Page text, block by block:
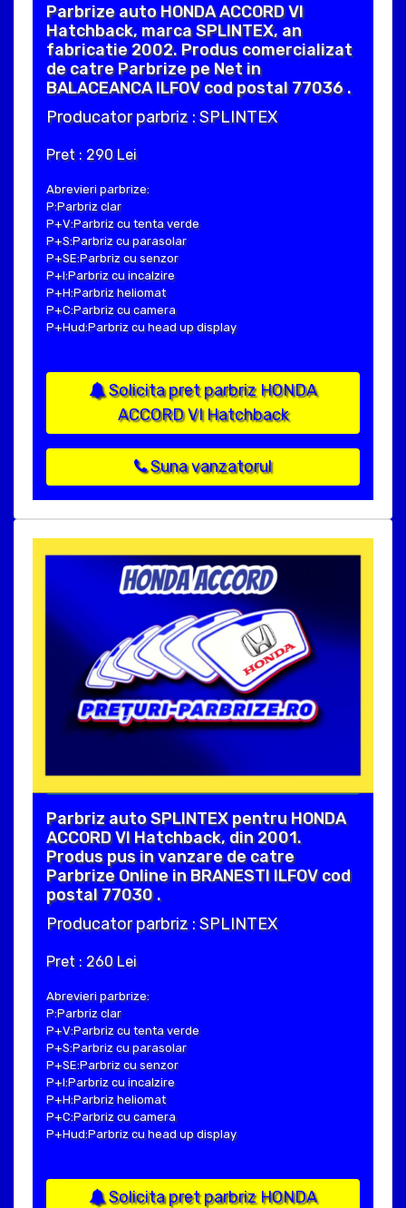
Parbrize auto HONDA ACCORD VI
Hatchback, marca SPLINTEX, an
fabricatie 2002. Produs comercializat
de catre Parbrize pe Net in
BALACEANCA ILFOV cod postal 77036 .
Producator parbriz : SPLINTEX
Pret : 290 Lei
Abrevieri parbrize:
P:Parbriz clar
P+V:Parbriz cu tenta verde
P+S:Parbriz cu parasolar
P+SE:Parbriz cu senzor
P+I:Parbriz cu incalzire
P+H:Parbriz heliomat
P+C:Parbriz cu camera
P+Hud:Parbriz cu head up display
Solicita pret parbriz HONDA
ACCORD VI Hatchback
Suna vanzatorul
Parbriz auto SPLINTEX pentru HONDA
ACCORD VI Hatchback, din 2001.
Produs pus in vanzare de catre
Parbrize Online in BRANESTI ILFOV cod
postal 77030 .
Producator parbriz : SPLINTEX
Pret : 260 Lei
Abrevieri parbrize:
P:Parbriz clar
P+V:Parbriz cu tenta verde
P+S:Parbriz cu parasolar
P+SE:Parbriz cu senzor
P+I:Parbriz cu incalzire
P+H:Parbriz heliomat
P+C:Parbriz cu camera
P+Hud:Parbriz cu head up display
Solicita pret parbriz HONDA